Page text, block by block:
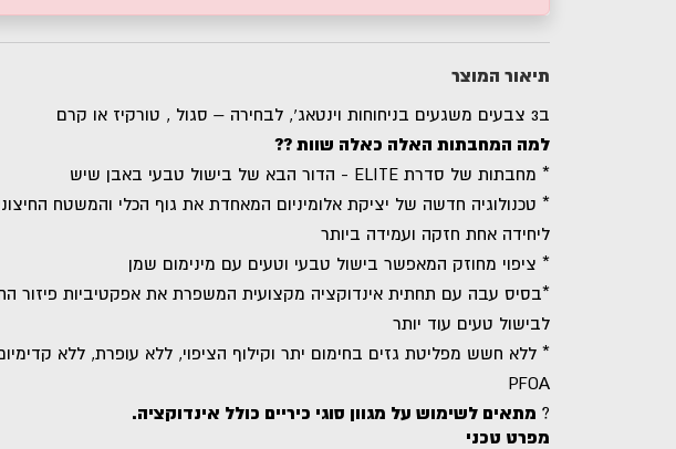
תיאור המוצר
ב3 צבעים משגעים בניחוחות וינטאג', לבחירה – סגול , טורקיז או קרם
למה המחבתות האלה כאלה שוות ??
* מחבתות של סדרת ELITE - הדור הבא של בישול טבעי באבן שיש
* טכנולוגיה חדשה של יציקת אלומיניום המאחדת את גוף הכלי והמשטח
ליחידה אחת חזקה ועמידה ביותר
* ציפוי מחוזק המאפשר בישול טבעי וטעים עם מינימום שמן
*בסיס עבה עם תחתית אינדוקציה מקצועית המשפרת את אפקטיביות פיזור
לבישול טעים עוד יותר
* ללא חשש מפליטת גזים בחימום יתר וקילוף הציפוי, ללא עופרת, ללא
PFOA
? מתאים לשימוש על מגוון סוגי כיריים כולל אינדוקציה.
מפרט טכני